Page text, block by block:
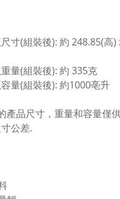
寸(組裝後): 約 248.85(高)
量(組裝後): 約 335克
量(組裝後): 約1000亳升
產品尺寸，重量和容量僅
公差.